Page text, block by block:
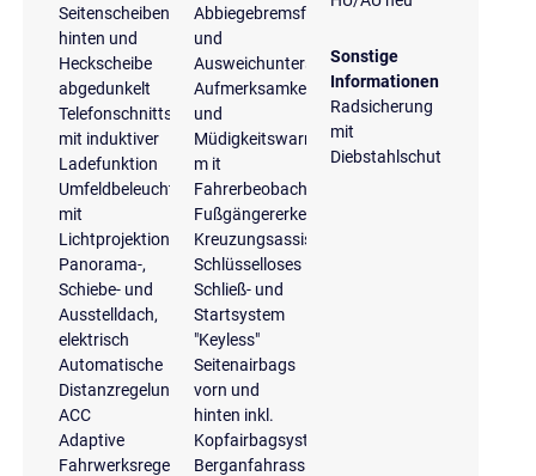
Seitenscheiben
hinten und
Heckscheibe
abgedunkelt
Telefonschnittstelle
mit induktiver
Ladefunktion
Umfeldbeleuchtung
mit
Lichtprojektion
Panorama-,
Schiebe- und
Ausstelldach,
elektrisch
Automatische
Distanzregelung
ACC
Adaptive
Fahrwerksregelung
Abbiegebremsfunktion
und
Ausweichunterstützung
Aufmerksamkeits-
und
Müdigkeitswarnung
m it
Fahrerbeobachtungskamera
Fußgängererkennung
Kreuzungsassistent
Schlüsselloses
Schließ- und
Startsystem
"Keyless"
Seitenairbags
vorn und
hinten inkl.
Kopfairbagsystem
Berganfahrassistent
Sonstige
Informationen
Radsicherung
mit
Diebstahlschutz